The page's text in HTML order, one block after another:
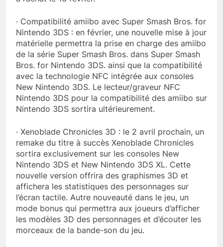
· Compatibilité amiibo avec Super Smash Bros. for
Nintendo 3DS : en février, une nouvelle mise à jour
matérielle permettra la prise en charge des amiibo
de la série Super Smash Bros. dans Super Smash
Bros. for Nintendo 3DS. ainsi que la compatibilité
avec la technologie NFC intégrée aux consoles
New Nintendo 3DS. Le lecteur/graveur NFC
Nintendo 3DS pour la compatibilité des amiibo sur
Nintendo 3DS sortira ultérieurement.
· Xenoblade Chronicles 3D : le 2 avril prochain, un
remake du titre à succès Xenoblade Chronicles
sortira exclusivement sur les consoles New
Nintendo 3DS et New Nintendo 3DS XL. Cette
nouvelle version offrira des graphismes 3D et
affichera les statistiques des personnages sur
l’écran tactile. Autre nouveauté dans le jeu, un
mode bonus qui permettra aux joueurs d’afficher
les modèles 3D des personnages et d’écouter les
morceaux de la bande-son du jeu.